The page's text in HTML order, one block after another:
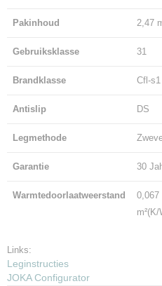
Pakinhoud 2,47
Gebruiksklasse 31
Brandklasse Cfl-s1
Antislip DS
Legmethode
Garantie 30
Warmtedoorlaatweerstand
0,067
m²(K/
Links:
Leginstructies
JOKA Configurator